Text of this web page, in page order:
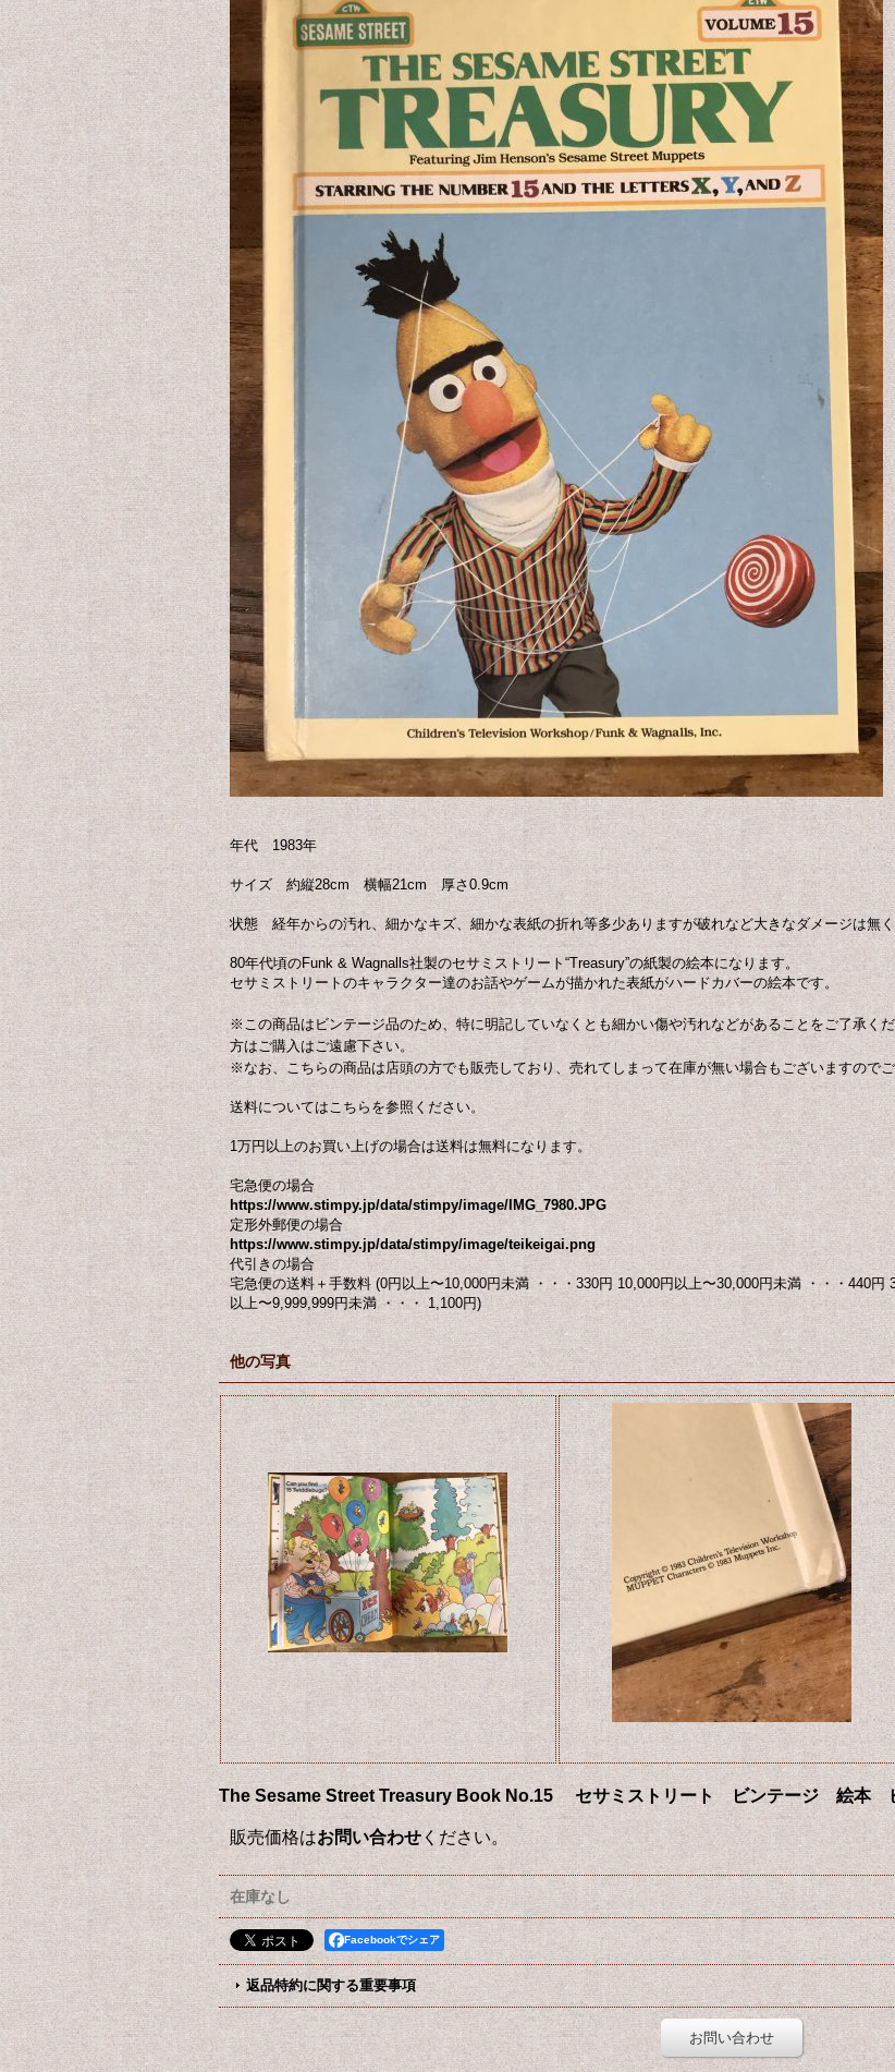
年代 1983年
サイズ 約縦28cm 横幅21cm 厚さ0.9cm
状態 経年からの汚れ、細かなキズ、細かな表紙の折れ等多少ありますが破れなど大きなダメージは無
80年代頃のFunk & Wagnalls社製のセサミストリート“Treasury”の紙製の絵本になります。
セサミストリートのキャラクター達のお話やゲームが描かれた表紙がハードカバーの絵本です。
※この商品はビンテージ品のため、特に明記していなくとも細かい傷や汚れなどがあることをご了承く
方はご購入はご遠慮下さい。
※なお、こちらの商品は店頭の方でも販売しており、売れてしまって在庫が無い場合もございますので
送料についてはこちらを参照ください。
1万円以上のお買い上げの場合は送料は無料になります。
宅急便の場合
https://www.stimpy.jp/data/stimpy/image/IMG_7980.JPG
定形外郵便の場合
https://www.stimpy.jp/data/stimpy/image/teikeigai.png
代引きの場合
宅急便の送料＋手数料 (0円以上〜10,000円未満 ・・・330円 10,000円以上〜30,000円未満 ・・・440円
以上〜9,999,999円未満 ・・・ 1,100円)
他の写真
The Sesame Street Treasury Book No.15 セサミストリート ビンテージ 絵本
販売価格はお問い合わせください。
在庫なし
Facebookでシェア
返品特約に関する重要事項
お問い合わせ